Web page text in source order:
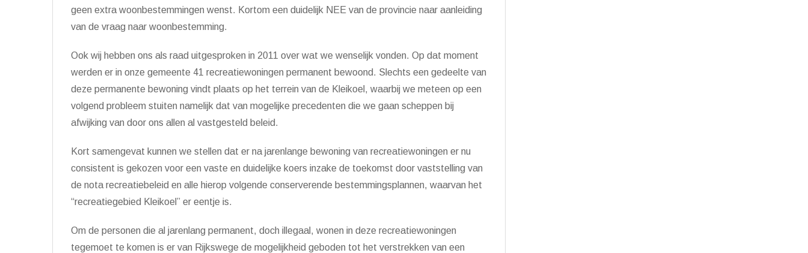
geen extra woonbestemmingen wenst. Kortom een duidelijk NEE van de provincie naar aanleiding
van de vraag naar woonbestemming.
Ook wij hebben ons als raad uitgesproken in 2011 over wat we wenselijk vonden. Op dat moment
werden er in onze gemeente 41 recreatiewoningen permanent bewoond. Slechts een gedeelte van
deze permanente bewoning vindt plaats op het terrein van de Kleikoel, waarbij we meteen op een
volgend probleem stuiten namelijk dat van mogelijke precedenten die we gaan scheppen bij
afwijking van door ons allen al vastgesteld beleid.
Kort samengevat kunnen we stellen dat er na jarenlange bewoning van recreatiewoningen er nu
consistent is gekozen voor een vaste en duidelijke koers inzake de toekomst door vaststelling van
de nota recreatiebeleid en alle hierop volgende conserverende bestemmingsplannen, waarvan het
“recreatiegebied Kleikoel” er eentje is.
Om de personen die al jarenlang permanent, doch illegaal, wonen in deze recreatiewoningen
tegemoet te komen is er van Rijkswege de mogelijkheid geboden tot het verstrekken van een